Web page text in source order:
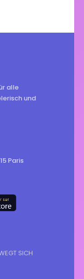
alle
und
Paris
SICH